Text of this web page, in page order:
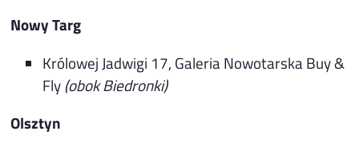
Nowy Targ
Królowej Jadwigi 17, Galeria Nowotarska Buy &
Fly (obok Biedronki)
Olsztyn